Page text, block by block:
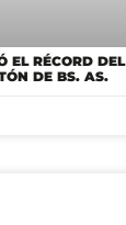
EL RÉCORD
DE BS. AS.